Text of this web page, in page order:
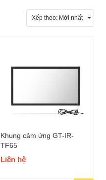
Xếp theo: Mới nhất
Khung cảm ứng GT-IR-
TF65
Liên hệ